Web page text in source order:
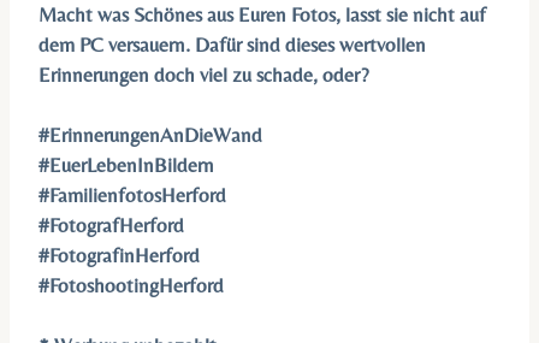
Macht was Schönes aus Euren Fotos, lasst sie nicht auf
dem PC versauern. Dafür sind dieses wertvollen
Erinnerungen doch viel zu schade, oder?
#ErinnerungenAnDieWand
#EuerLebenInBildern
#FamilienfotosHerford
#FotografHerford
#FotografinHerford
#FotoshootingHerford